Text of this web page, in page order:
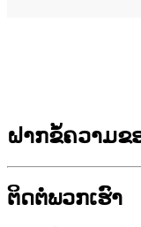
ຝາກຂໍ້ຄວາມຂ
ຕິດຕໍ່ພວກເຮົາ